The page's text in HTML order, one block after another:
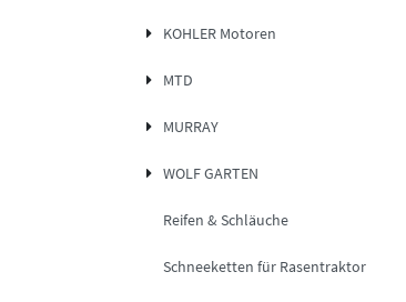
KOHLER Motoren
MTD
MURRAY
WOLF GARTEN
Reifen & Schläuche
Schneeketten für Rasentraktor